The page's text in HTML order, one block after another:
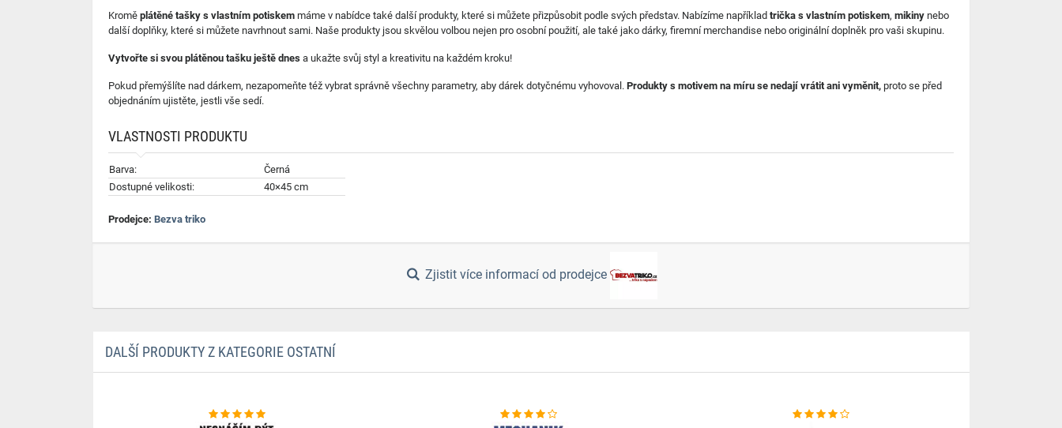
Kromě plátěné tašky s vlastním potiskem máme v nabídce také další produkty, které si můžete přizpůsobit podle svých představ. Nabízíme například trička s vlastním potiskem, mikiny nebo
další doplňky, které si můžete navrhnout sami. Naše produkty jsou skvělou volbou nejen pro osobní použití, ale také jako dárky, firemní merchandise nebo originální doplněk pro vaši skupinu.
Vytvořte si svou plátěnou tašku ještě dnes a ukažte svůj styl a kreativitu na každém kroku!
Pokud přemýšlíte nad dárkem, nezapomeňte též vybrat správně všechny parametry, aby dárek dotyčnému vyhovoval. Produkty s motivem na míru se nedají vrátit ani vyměnit, proto se před
objednáním ujistěte, jestli vše sedí.
VLASTNOSTI PRODUKTU
Barva:
Černá
Dostupné velikosti:
40×45 cm
Prodejce: Bezva triko
Zjistit více informací od prodejce
DALŠÍ PRODUKTY Z KATEGORIE OSTATNÍ